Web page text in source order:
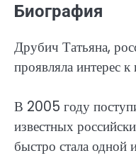
Биография
Друбич Татьяна,
проявляла интерес к
В 2005 году
известных
быстро стала одной